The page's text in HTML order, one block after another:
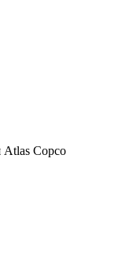
Atlas Copco